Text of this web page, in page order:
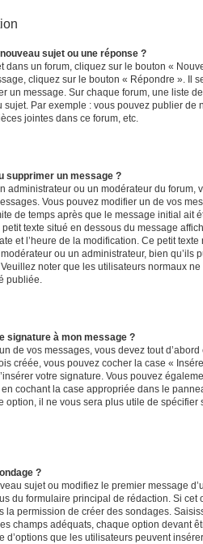
sujet ou une réponse ?
dans un forum, cliquez sur le bouton «
cliquez sur le bouton « Répondre ». Il
un message. Sur chaque forum, une liste
sujet. Par exemple : vous pouvez publier de
jointes dans ce forum, etc.
supprimer un message ?
administrateur ou un modérateur du forum,
Vous pouvez modifier un de vos
de temps après que le message initial ait
texte situé en dessous du message
et l’heure de la modification. Ce petit texte
ou un administrateur, bien qu’ils
noter que les utilisateurs normaux
publiée.
signature à mon message ?
de vos messages, vous devez tout
créée, vous pouvez cocher la case «
votre signature. Vous pouvez
cochant la case appropriée dans le
option, il ne vous sera plus utile de
?
sujet ou modifiez le premier message
du formulaire principal de rédaction. Si cet
la permission de créer des sondages.
champs adéquats, chaque option devant
d’options que les utilisateurs peuvent